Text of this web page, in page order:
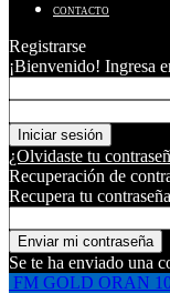
CONTACTO
Registrarse
¡Bienvenido! Ingresa
¿Olvidaste tu
Recuperación de
Recupera tu contraseña
Se te ha enviado una
FM GOLD ORAN